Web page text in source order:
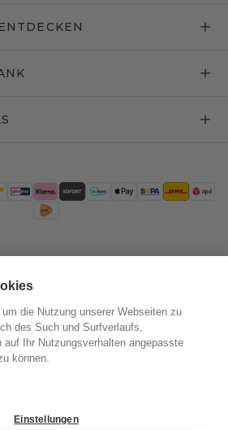
die Nutzung unserer Webseiten zu
des Such und Surfverlaufs,
auf Ihr Nutzungsverhalten angepasste
können.
Einstellungen